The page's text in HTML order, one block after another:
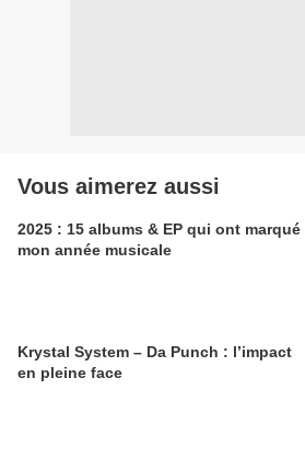
Vous aimerez aussi
2025 : 15 albums & EP qui ont marqué
mon année musicale
Krystal System – Da Punch : l’impact
en pleine face